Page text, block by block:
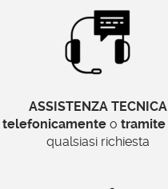
ASSISTENZA TECNICA
telefonicamente o tramite
qualsiasi richiesta